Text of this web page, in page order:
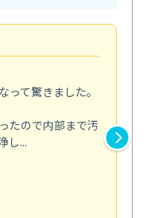
って驚きました。
たので内部まで汚
し...